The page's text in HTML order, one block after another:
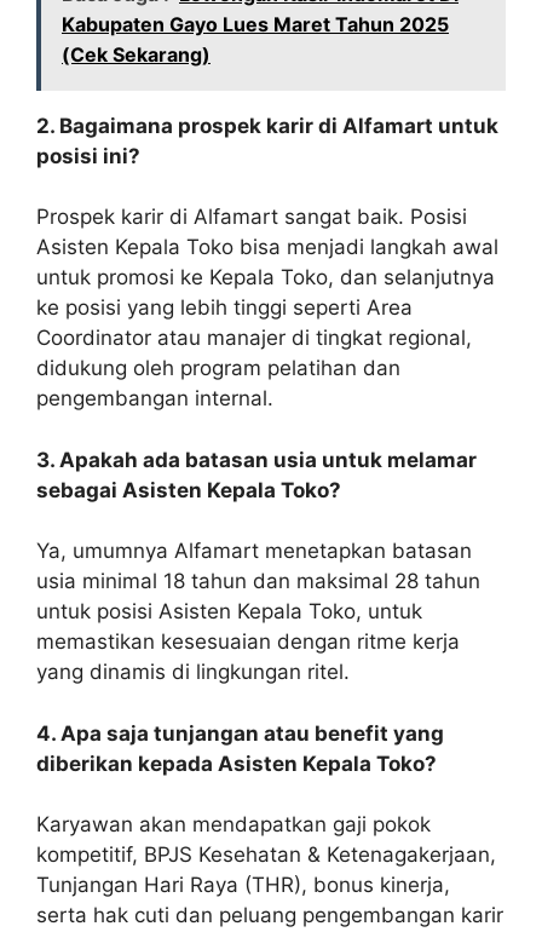
Kabupaten Gayo Lues Maret Tahun 2025
(Cek Sekarang)
2. Bagaimana prospek karir di Alfamart untuk
posisi ini?
Prospek karir di Alfamart sangat baik. Posisi
Asisten Kepala Toko bisa menjadi langkah awal
untuk promosi ke Kepala Toko, dan selanjutnya
ke posisi yang lebih tinggi seperti Area
Coordinator atau manajer di tingkat regional,
didukung oleh program pelatihan dan
pengembangan internal.
3. Apakah ada batasan usia untuk melamar
sebagai Asisten Kepala Toko?
Ya, umumnya Alfamart menetapkan batasan
usia minimal 18 tahun dan maksimal 28 tahun
untuk posisi Asisten Kepala Toko, untuk
memastikan kesesuaian dengan ritme kerja
yang dinamis di lingkungan ritel.
4. Apa saja tunjangan atau benefit yang
diberikan kepada Asisten Kepala Toko?
Karyawan akan mendapatkan gaji pokok
kompetitif, BPJS Kesehatan & Ketenagakerjaan,
Tunjangan Hari Raya (THR), bonus kinerja,
serta hak cuti dan peluang pengembangan karir